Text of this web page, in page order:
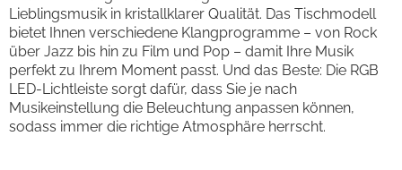
Lieblingsmusik in kristallklarer Qualität. Das Tischmodell
bietet Ihnen verschiedene Klangprogramme – von Rock
über Jazz bis hin zu Film und Pop – damit Ihre Musik
perfekt zu Ihrem Moment passt. Und das Beste: Die RGB
LED-Lichtleiste sorgt dafür, dass Sie je nach
Musikeinstellung die Beleuchtung anpassen können,
sodass immer die richtige Atmosphäre herrscht.